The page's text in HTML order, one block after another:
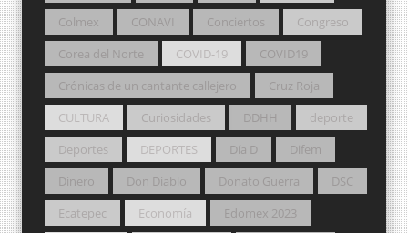
Colmex
CONAVI Conciertos
Congreso
Corea del Norte
COVID-19
COVID19
Crónicas de un cantante callejero
Cruz Roja
CULTURA
Curiosidades DDHH
deporte
Deportes
DEPORTES Día D
Difem
Dinero
Don Diablo Donato Guerra
DSC
Ecatepec
Economía
Edomex 2023